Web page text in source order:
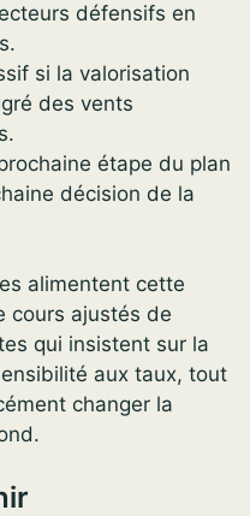
défensifs en
si la valorisation
des vents
étape du plan
décision de la
alimentent cette
cours ajustés de
qui insistent sur la
aux taux, tout
changer la